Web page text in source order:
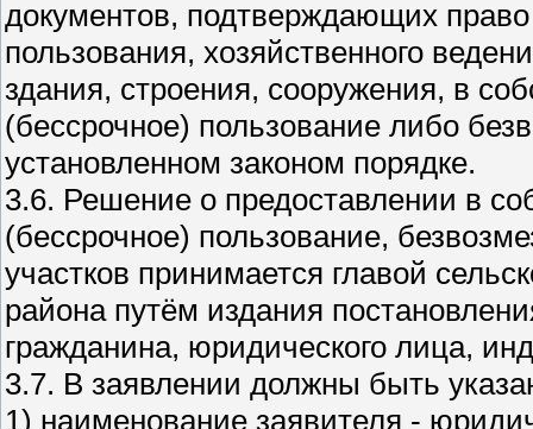
документов, подтверждающих право
пользования, хозяйственного
здания, строения, сооружения, в
(бессрочное) пользование либо
установленном законом порядке.
3.6. Решение о предоставлении в
(бессрочное) пользование,
участков принимается главой
района путём издания
гражданина, юридического лица,
3.7. В заявлении должны быть
1) наименование заявителя -